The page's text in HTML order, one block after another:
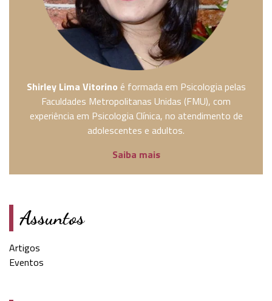
Shirley Lima Vitorino é formada em Psicologia pelas
Faculdades Metropolitanas Unidas (FMU), com
experiência em Psicologia Clínica, no atendimento de
adolescentes e adultos.
Saiba mais
Assuntos
Artigos
Eventos